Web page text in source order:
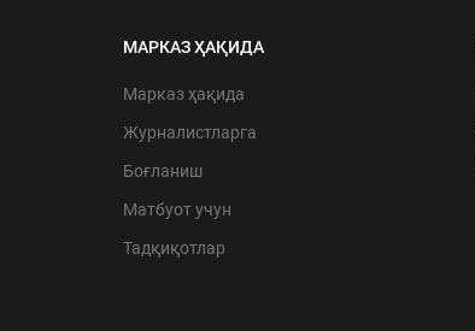
МАРКАЗ ҲАҚИДА
Марказ ҳақида
Журналистларга
Боғланиш
Матбуот учун
Тадқиқотлар